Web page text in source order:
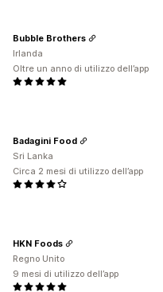
Bubble Brothers
Irlanda
Oltre un anno di utilizzo dell’app
Badagini Food
Sri Lanka
Circa 2 mesi di utilizzo dell’app
HKN Foods
Regno Unito
9 mesi di utilizzo dell’app